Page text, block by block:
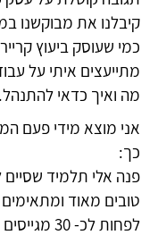
קיבלנו את מבוקשנו
כמי שעוסק ביעוץ
מתייעצים איתי על
מה ואיך כדאי להתנהל.
אני מוצא מידי פעם
כך:
פנה אלי תלמיד שסיים
טובים מאוד
לפחות